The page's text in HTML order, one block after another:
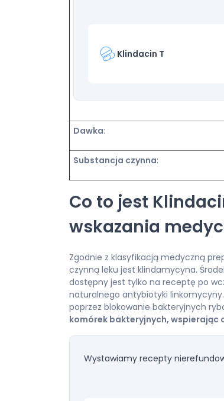
Klindacin T
Dawka:
Substancja czynna:
Co to jest
wskazania
Zgodnie z klasyfikacją medyczną
czynną leku jest klindamycyna.
dostępny jest tylko na receptę po
naturalnego antybiotyki
poprzez blokowanie bakteryjnych
komórek bakteryjnych, wspierając
Wystawiamy recepty